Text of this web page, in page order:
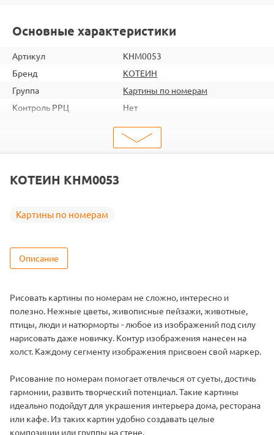
Основные характеристики
Артикул
KHM0053
Бренд
КОТЕИН
Группа
Картины по номерам
Контроль РРЦ
Нет
23
4660011882192
Тема
Цвет
КОТЕИН KHM0053
Картины по номерам
Описание
Рисовать картины по номерам не сложно, интересно и
полезно. Нежные цветы, живописные пейзажи, животные,
птицы, люди и натюрморты - любое из изображений под силу
нарисовать даже новичку. Контур изображения нанесен на
холст. Каждому сегменту изображения присвоен свой маркер.
Рисование по номерам помогает отвлечься от суеты, достичь
гармонии, развить творческий потенциал. Такие картины
идеально подойдут для украшения интерьера дома, ресторана
или кафе. Из таких картин удобно создавать целые
композиции или группы на стене.